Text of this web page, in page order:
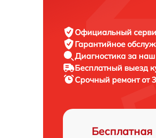
Официальный
Гарантийное
Диагностика за наш
Бесплатный выезд
Срочный ремонтот
Бесплатная